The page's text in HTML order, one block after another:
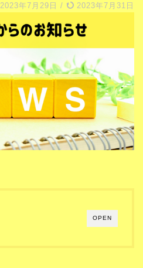
2023年7月29日 / 2023年7月31日
OPEN